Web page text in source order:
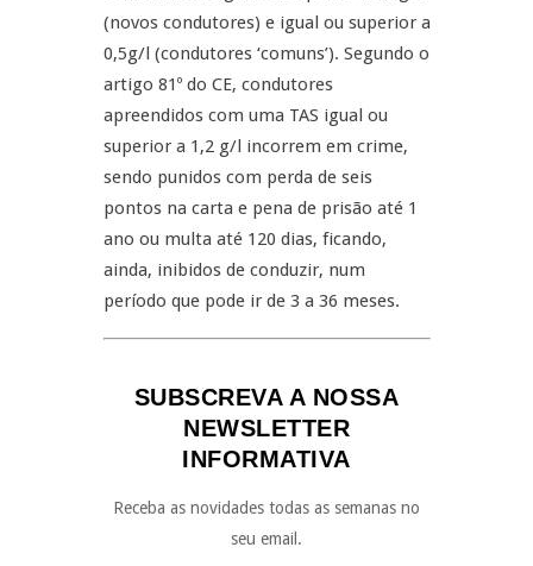
(novos condutores) e igual ou superior a
0,5g/l (condutores ‘comuns’). Segundo o
artigo 81º do CE, condutores
apreendidos com uma TAS igual ou
superior a 1,2 g/l incorrem em crime,
sendo punidos com perda de seis
pontos na carta e pena de prisão até 1
ano ou multa até 120 dias, ficando,
ainda, inibidos de conduzir, num
período que pode ir de 3 a 36 meses.
SUBSCREVA A NOSSA
NEWSLETTER
INFORMATIVA
Receba as novidades todas as semanas no
seu email.